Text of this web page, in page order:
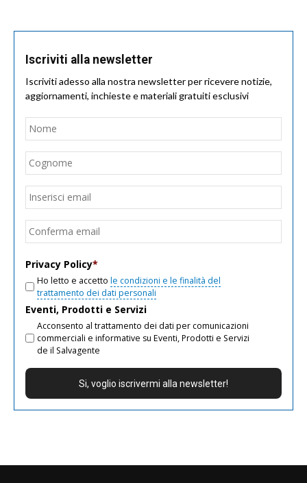
Iscriviti alla newsletter
Iscriviti adesso alla nostra newsletter per ricevere notizie,
aggiornamenti, inchieste e materiali gratuiti esclusivi
Nome
Email
Privacy Policy*
Ho letto e accetto le condizioni e le finalità del
trattamento dei dati personali
Eventi, Prodotti e Servizi
Acconsento al trattamento dei dati per comunicazioni
commerciali e informative su Eventi, Prodotti e Servizi
de il Salvagente